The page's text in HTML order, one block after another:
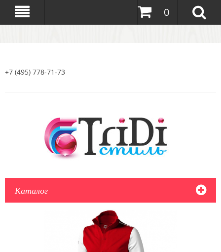
0
+7 (495) 778-71-73
Каталог